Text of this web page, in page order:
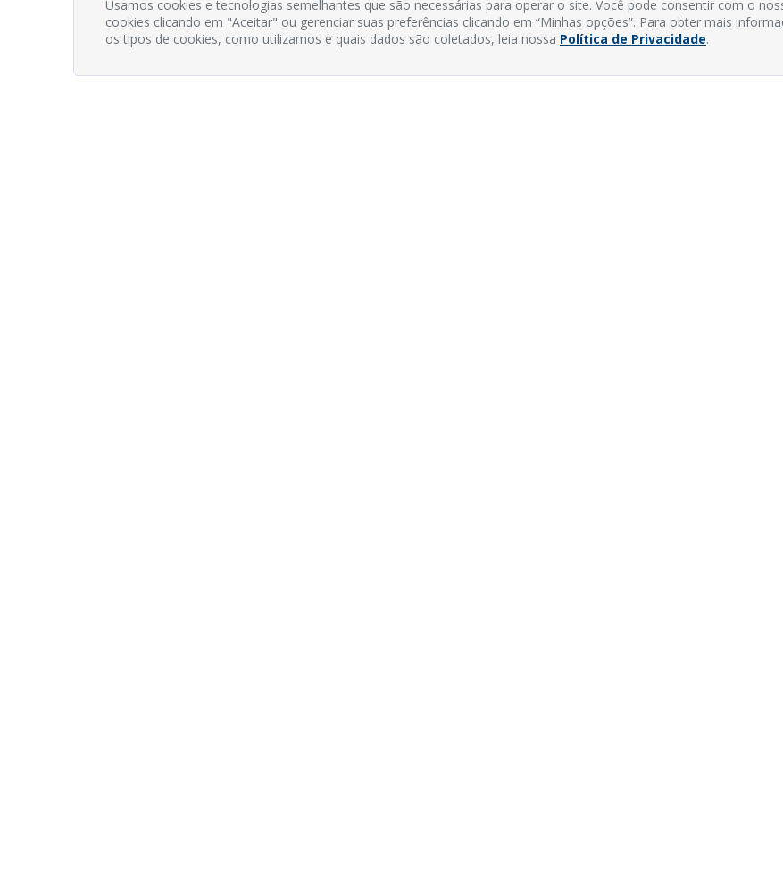
Usamos cookies e tecnologias semelhantes que são necessárias para operar o site. Você pode consentir com o
cookies clicando em "Aceitar" ou gerenciar suas preferências clicando em “Minhas opções”. Para obter mais
os tipos de cookies, como utilizamos e quais dados são coletados, leia nossa Política de Privacidade.